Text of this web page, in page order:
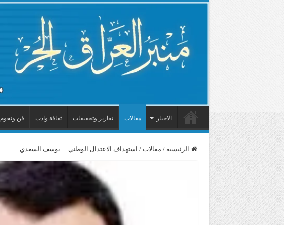
الاخبار مقالات تقارير وتحقيقات ثقافة وادب فن ونجوم
الرئيسية / مقالات / استهداف الاعتدال الوطني… يوسف السعدي